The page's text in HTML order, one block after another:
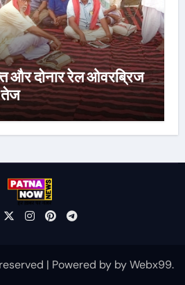
और दोनार रेल ओवरब्रिज
तेज
| Powered by byWebx99.